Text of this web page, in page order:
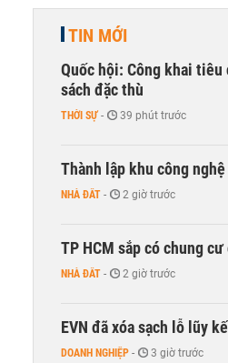
TIN MỚI
Quốc hội: Công khai tiêu
sách đặc thù
THỜI SỰ - 39 phút trước
Thành lập khu công
NHÀ ĐẤT - 2 giờ trước
TP HCM sắp có chung
NHÀ ĐẤT - 2 giờ trước
EVN đã xóa sạch lỗ lũy
DOANH NGHIỆP - 3 giờ trước